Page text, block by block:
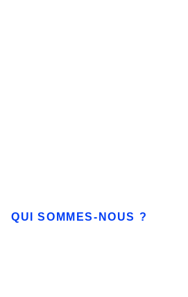
QUI SOMMES-NOUS ?